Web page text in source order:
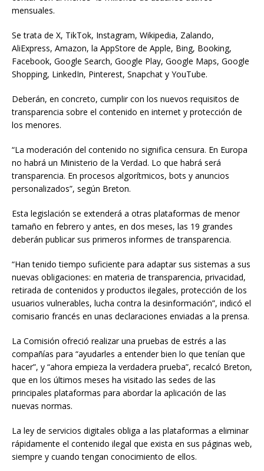
mensuales.
Se trata de X, TikTok, Instagram, Wikipedia, Zalando,
AliExpress, Amazon, la AppStore de Apple, Bing, Booking,
Facebook, Google Search, Google Play, Google Maps, Google
Shopping, LinkedIn, Pinterest, Snapchat y YouTube.
Deberán, en concreto, cumplir con los nuevos requisitos de
transparencia sobre el contenido en internet y protección de
los menores.
“La moderación del contenido no significa censura. En Europa
no habrá un Ministerio de la Verdad. Lo que habrá será
transparencia. En procesos algorítmicos, bots y anuncios
personalizados”, según Breton.
Esta legislación se extenderá a otras plataformas de menor
tamaño en febrero y antes, en dos meses, las 19 grandes
deberán publicar sus primeros informes de transparencia.
“Han tenido tiempo suficiente para adaptar sus sistemas a sus
nuevas obligaciones: en materia de transparencia, privacidad,
retirada de contenidos y productos ilegales, protección de los
usuarios vulnerables, lucha contra la desinformación”, indicó el
comisario francés en unas declaraciones enviadas a la prensa.
La Comisión ofreció realizar una pruebas de estrés a las
compañías para “ayudarles a entender bien lo que tenían que
hacer”, y “ahora empieza la verdadera prueba”, recalcó Breton,
que en los últimos meses ha visitado las sedes de las
principales plataformas para abordar la aplicación de las
nuevas normas.
La ley de servicios digitales obliga a las plataformas a eliminar
rápidamente el contenido ilegal que exista en sus páginas web,
siempre y cuando tengan conocimiento de ellos.